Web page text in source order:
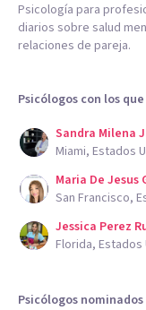
Psicología para
diarios sobre salud
relaciones de pareja.
Psicólogos con los
Sandra Milena
Miami, Estados
Maria De
San Francisco,
Jessica Perez
Florida, Estados
Psicólogos